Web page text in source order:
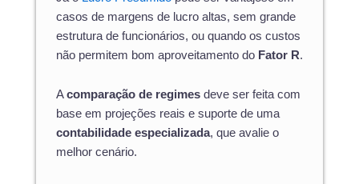
casos de margens de lucro altas, sem grande
estrutura de funcionários, ou quando os custos
não permitem bom aproveitamento do Fator R.
Acomparação de regimes deve ser feita com
base em projeções reais e suporte de uma
contabilidade especializada, que avalie o
melhor cenário.